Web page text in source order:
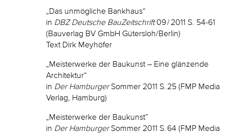
„Das unmögliche Bankhaus“
in DBZ Deutsche BauZeitschrift09 / 2011 S. 54-61
(Bauverlag BV GmbH Gütersloh/Berlin)
Text Dirk Meyhöfer
„Meisterwerke der Baukunst – Eine glänzende
Architektur“
in Der HamburgerSommer 2011 S. 25 (FMP Media
Verlag, Hamburg)
„Meisterwerke der Baukunst”
in Der HamburgerSommer 2011 S. 64 (FMP Media